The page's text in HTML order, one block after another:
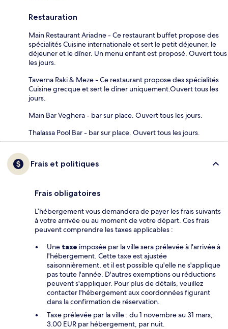
Restauration
Main Restaurant Ariadne - Ce restaurant buffet propose des
spécialités Cuisine internationale et sert le petit déjeuner, le
déjeuner et le dîner. Un menu enfant est proposé. Ouvert tous
les jours.
Taverna Raki & Meze - Ce restaurant propose des spécialités
Cuisine grecque et sert le dîner uniquement.Ouvert tous les
jours.
Main Bar Veghera - bar sur place. Ouvert tous les jours.
Thalassa Pool Bar - bar sur place. Ouvert tous les jours.
Frais et politiques
Frais obligatoires
L’hébergement vous demandera de payer les frais suivants
à votre arrivée ou au moment de votre départ. Ces frais
peuvent comprendre les taxes applicables :
Une taxe imposée par la ville sera prélevée à l'arrivée à
l'hébergement. Cette taxe est ajustée
saisonnièrement, et il est possible qu'elle ne s'applique
pas toute l'année. D'autres exemptions ou réductions
peuvent s'appliquer. Pour plus de détails, veuillez
contacter l'hébergement aux coordonnées figurant
dans la confirmation de réservation.
Taxe prélevée par la ville : du 1 novembre au 31 mars,
3.00 EUR par hébergement, par nuit.